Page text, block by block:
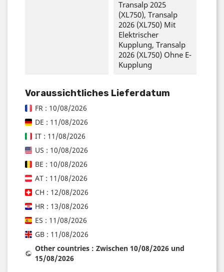
Transalp 2025
(XL750), Transalp
2026 (XL750) Mit
Elektrischer
Kupplung, Transalp
2026 (XL750) Ohne E-
Kupplung
Voraussichtliches Lieferdatum
FR : 10/08/2026
DE : 11/08/2026
IT : 11/08/2026
US : 10/08/2026
BE : 10/08/2026
AT : 11/08/2026
CH : 12/08/2026
HR : 13/08/2026
ES : 11/08/2026
GB : 11/08/2026
Other countries : Zwischen 10/08/2026 und
15/08/2026